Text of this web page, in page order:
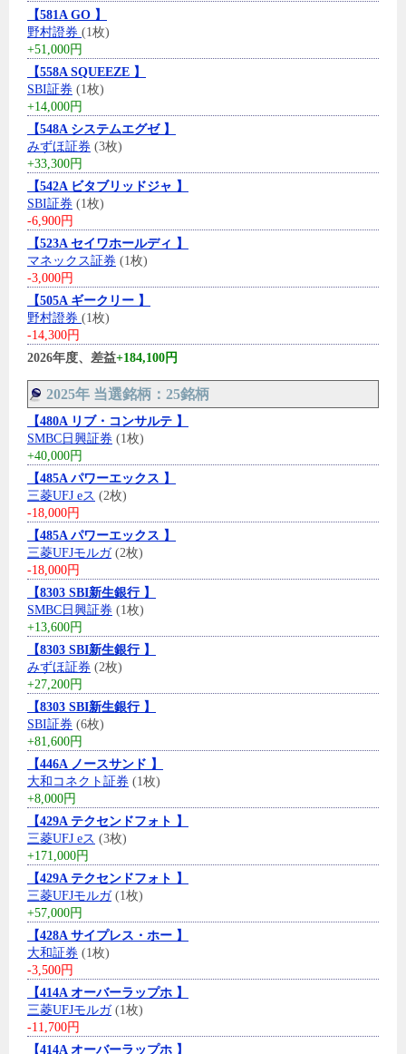
【581A GO 】
野村證券 (1枚)
+51,000円
【558A SQUEEZE 】
SBI証券 (1枚)
+14,000円
【548A システムエグゼ 】
みずほ証券 (3枚)
+33,300円
【542A ビタブリッドジャ 】
SBI証券 (1枚)
-6,900円
【523A セイワホールディ 】
マネックス証券 (1枚)
-3,000円
【505A ギークリー 】
野村證券 (1枚)
-14,300円
2026年度、差益+184,100円
2025年 当選銘柄：25銘柄
【480A リブ・コンサルテ 】
SMBC日興証券 (1枚)
+40,000円
【485A パワーエックス 】
三菱UFJ eス (2枚)
-18,000円
【485A パワーエックス 】
三菱UFJモルガ(2枚)
-18,000円
【8303 SBI新生銀行 】
SMBC日興証券 (1枚)
+13,600円
【8303 SBI新生銀行 】
みずほ証券 (2枚)
+27,200円
【8303 SBI新生銀行 】
SBI証券 (6枚)
+81,600円
【446A ノースサンド 】
大和コネクト証券 (1枚)
+8,000円
【429A テクセンドフォト 】
三菱UFJ eス (3枚)
+171,000円
【429A テクセンドフォト 】
三菱UFJモルガ(1枚)
+57,000円
【428A サイプレス・ホー 】
大和証券 (1枚)
-3,500円
【414A オーバーラップホ 】
三菱UFJモルガ(1枚)
-11,700円
【414A オーバーラップホ 】